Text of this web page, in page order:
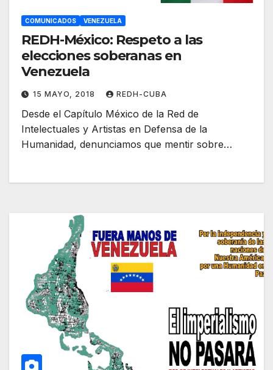
COMUNICADOS VENEZUELA
REDH-México: Respeto a las
elecciones soberanas en
Venezuela
15 MAYO, 2018 REDH-CUBA
Desde el Capítulo México de la Red de
Intelectuales y Artistas en Defensa de la
Humanidad, denunciamos que mentir sobre…